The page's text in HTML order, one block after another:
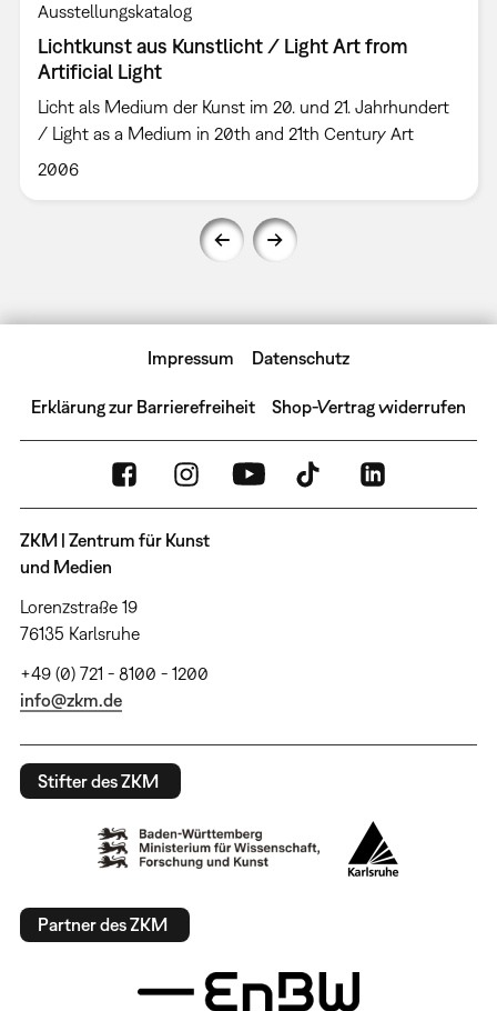
Ausstellungskatalog
Lichtkunst aus Kunstlicht / Light Art from
Artificial Light
Licht als Medium der Kunst im 20. und 21. Jahrhundert
/ Light as a Medium in 20th and 21th Century Art
2006
Impressum Datenschutz
Erklärung zur Barrierefreiheit Shop-Vertrag widerrufen
ZKM | Zentrum für Kunst
und Medien
Lorenzstraße 19
76135 Karlsruhe
+49 (0) 721 - 8100 - 1200
info@zkm.de
Stifter des ZKM
Partner des ZKM